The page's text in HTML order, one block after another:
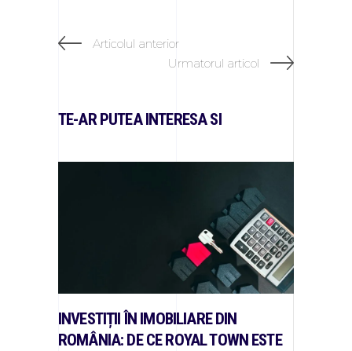
Articolul anterior
Urmatorul articol
TE-AR PUTEA INTERESA SI
INVESTIȚII ÎN IMOBILIARE DIN
ROMÂNIA: DE CE ROYAL TOWN ESTE